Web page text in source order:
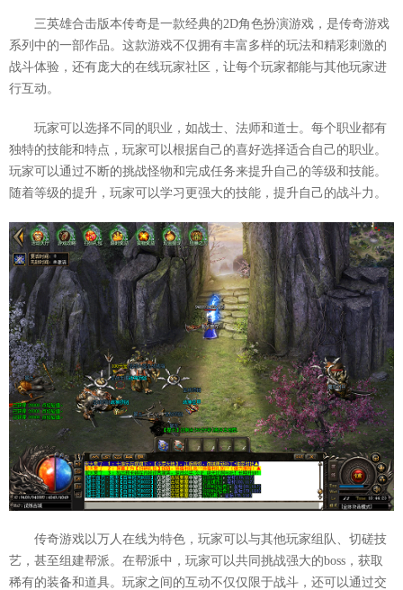
三英雄合击版本传奇是一款经典的2D角色扮演游戏，是传奇游戏
系列中的一部作品。这款游戏不仅拥有丰富多样的玩法和精彩刺激的
战斗体验，还有庞大的在线玩家社区，让每个玩家都能与其他玩家进
行互动。
玩家可以选择不同的职业，如战士、法师和道士。每个职业都有
独特的技能和特点，玩家可以根据自己的喜好选择适合自己的职业。
玩家可以通过不断的挑战怪物和完成任务来提升自己的等级和技能。
随着等级的提升，玩家可以学习更强大的技能，提升自己的战斗力。
传奇游戏以万人在线为特色，玩家可以与其他玩家组队、切磋技
艺，甚至组建帮派。在帮派中，玩家可以共同挑战强大的boss，获取
稀有的装备和道具。玩家之间的互动不仅仅限于战斗，还可以通过交